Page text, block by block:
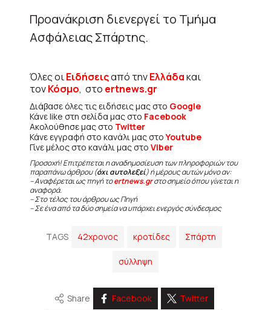
Προανάκριση διενεργεί το Τμήμα
Ασφάλειας Σπάρτης.
Όλες οιΕιδήσειςαπό τηνΕλλάδακαι
τονΚόσμο, στο ertnews.gr
Διάβασε όλες τις ειδήσεις μας στο Google
Κάνε like στη σελίδα μας στο Facebook
Ακολούθησε μας στο Twitter
Κάνε εγγραφή στο κανάλι μας στοYoutube
Γίνε μέλος στο κανάλι μας στο Viber
Προσοχή! Επιτρέπεται η αναδημοσίευση των πληροφοριών του
παραπάνω άρθρου (όχι αυτολεξεί) ή μέρους αυτών μόνο αν:
– Αναφέρεται ως πηγή τοertnews.grστο σημείο όπου γίνεται η
αναφορά.
– Στο τέλος του άρθρου ως Πηγή
– Σε ένα από τα δύο σημεία να υπάρχει ενεργός σύνδεσμος
TAGS 42χρονος κροτίδες Σπάρτη
σύλληψη
Share Facebook Twitter